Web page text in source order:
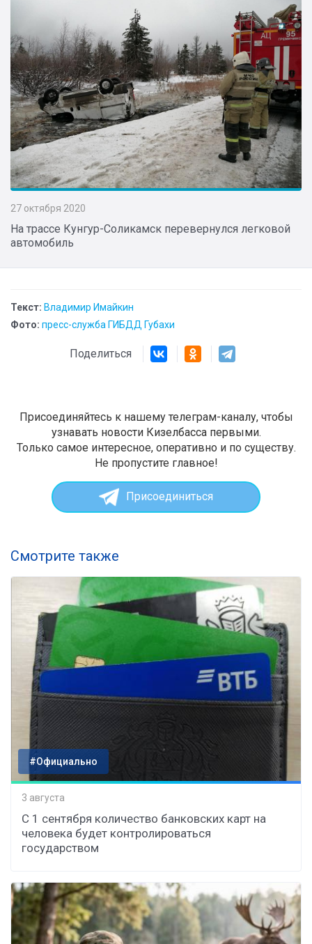
27 октября 2020
На трассе Кунгур-Соликамск перевернулся легковой
автомобиль
Текст: Владимир Имайкин
Фото: пресс-служба ГИБДД Губахи
Поделиться
Присоединяйтесь к нашему телеграм-каналу, чтобы
узнавать новости Кизелбасса первыми.
Только самое интересное, оперативно и по существу.
Не пропустите главное!
Присоединиться
Смотрите также
#Официально
3 августа
С 1 сентября количество банковских карт на
человека будет контролироваться
государством